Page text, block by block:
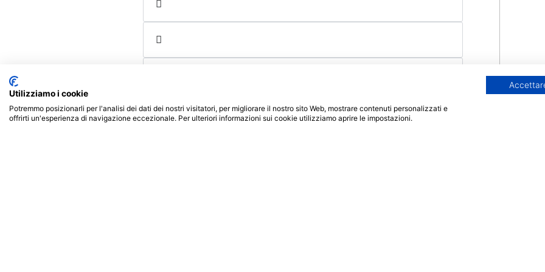
Utilizziamo i cookie
Potremmo posizionarli per l'analisi dei dati dei nostri visitatori, per migliorare il nostro sito Web, mostrare contenuti personalizzati e
offrirti un'esperienza di navigazione eccezionale. Per ulteriori informazioni sui cookie utilizziamo aprire le impostazioni.